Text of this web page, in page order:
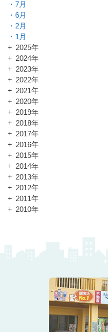
7月
6月
2月
1月
2025年
2024年
2023年
2022年
2021年
2020年
2019年
2018年
2017年
2016年
2015年
2014年
2013年
2012年
2011年
2010年